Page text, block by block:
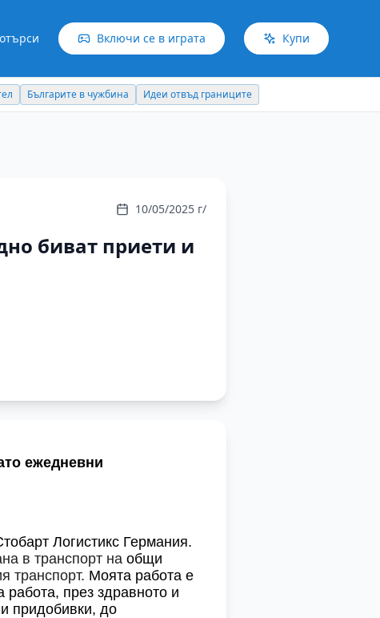
Включи се в играта Купи
Българите в чужбина Идеи отвъд границите
10/05/2025 г/
биват приети и
ежедневни
Логистикс Германия.
в транспорт на общи
транспорт. Моята работа е
работа, през здравното и
придобивки, до